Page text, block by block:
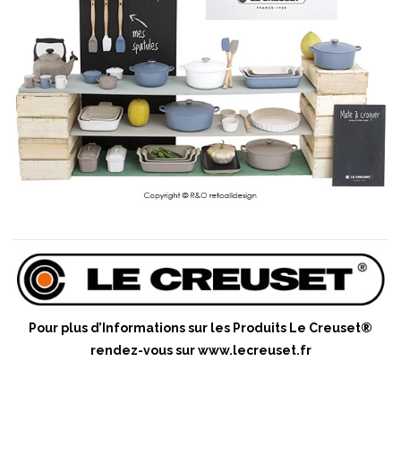
Pour plus d’Informations sur les Produits Le Creuset®
rendez-vous surwww.lecreuset.fr